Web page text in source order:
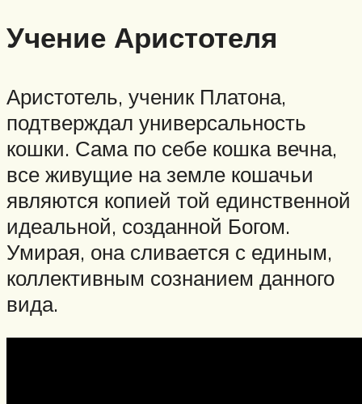
Учение Аристотеля
Аристотель, ученик Платона,
подтверждал универсальность
кошки. Сама по себе кошка вечна,
все живущие на земле кошачьи
являются копией той единственной
идеальной, созданной Богом.
Умирая, она сливается с единым,
коллективным сознанием данного
вида.